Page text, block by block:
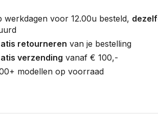
werkdagen voor 12.00u besteld,
retourneren van je bestelling
verzending vanaf € 100,-
modellen op voorraad